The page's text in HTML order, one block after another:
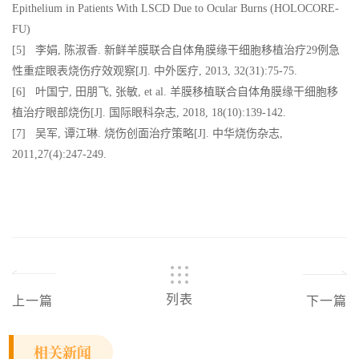
Epithelium in Patients With LSCD Due to Ocular Burns (HOLOCORE-
FU)
[5] 李娟, 陈淑香. 新鲜羊膜联合自体角膜缘干细胞移植治疗29例急
性重症眼表烧伤疗效观察[J]. 中外医疗, 2013, 32(31):75-75.
[6] 叶国宁, 田朋飞, 张敏, et al. 羊膜移植联合自体角膜缘干细胞移
植治疗眼部烧伤[J]. 国际眼科杂志, 2018, 18(10):139-142.
[7] 吴军, 谭江琳. 烧伤创面治疗策略[J]. 中华烧伤杂志,
2011,27(4):247-249.
上一篇 列表 下一篇
相关新闻